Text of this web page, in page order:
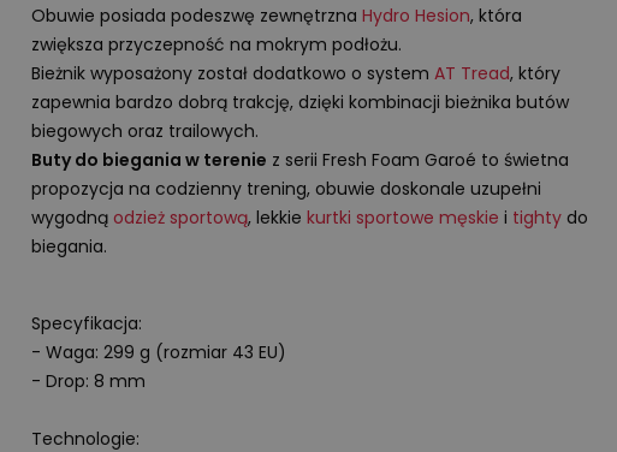
Obuwie posiada podeszwę zewnętrzna Hydro Hesion, która
zwiększa przyczepność na mokrym podłożu.
Bieżnik wyposażony został dodatkowo o system AT Tread, który
zapewnia bardzo dobrą trakcję, dzięki kombinacji bieżnika butów
biegowych oraz trailowych.
Buty do biegania w terenie z serii Fresh Foam Garoé to świetna
propozycja na codzienny trening, obuwie doskonale uzupełni
wygodną odzież sportową, lekkie kurtki sportowe męskie i tightydo
biegania.
Specyfikacja:
- Waga: 299 g (rozmiar 43 EU)
- Drop: 8 mm
Technologie: